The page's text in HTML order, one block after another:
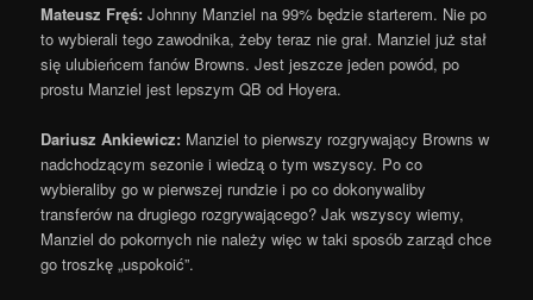
Mateusz Fręś:Johnny Manziel na 99% będzie starterem. Nie po
to wybierali tego zawodnika, żeby teraz nie grał. Manziel już stał
się ulubieńcem fanów Browns. Jest jeszcze jeden powód, po
prostu Manziel jest lepszym QB od Hoyera.
Dariusz Ankiewicz: Manziel to pierwszy rozgrywający Browns w
nadchodzącym sezonie i wiedzą o tym wszyscy. Po co
wybieraliby go w pierwszej rundzie i po co dokonywaliby
transferów na drugiego rozgrywającego? Jak wszyscy wiemy,
Manziel do pokornych nie należy więc w taki sposób zarząd chce
go troszkę „uspokoić”.